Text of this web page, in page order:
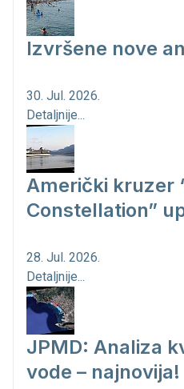
Izvršene nove
30. Jul. 2026.
Detaljnije...
Američki kruzer
Constellation”
28. Jul. 2026.
Detaljnije...
JPMD: Analiza
vode – najnovija!